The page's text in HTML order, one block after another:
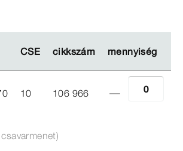
CSE cikkszám mennyiség
CSE cikkszám mennyiség
10 106 966